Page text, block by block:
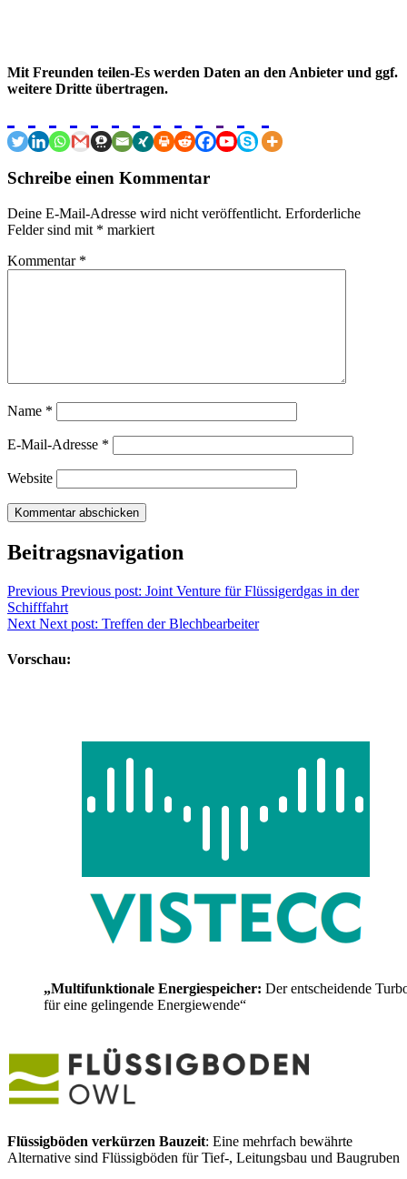
Mit Freunden teilen-Es werden Daten an den Anbieter und ggf.
weitere Dritte übertragen.
Schreibe einen Kommentar
Deine E-Mail-Adresse wird nicht veröffentlicht. Erforderliche
Felder sind mit * markiert
Kommentar *
Name *
E-Mail-Adresse *
Website
Beitragsnavigation
Previous Previous post: Joint Venture für Flüssigerdgas in der
Schifffahrt
Next Next post: Treffen der Blechbearbeiter
Vorschau:
„Multifunktionale Energiespeicher: Der entscheidende
für eine gelingende Energiewende“
Flüssigböden verkürzen Bauzeit: Eine mehrfach bewährte
Alternative sind Flüssigböden für Tief-, Leitungsbau und Baugruben